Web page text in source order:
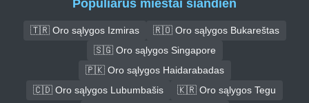
Populiarūs miestai šiandien
🇹🇷 Oro sąlygos Izmiras
🇷🇴 Oro sąlygos Bukareštas
🇸🇬 Oro sąlygos Singapore
🇵🇰 Oro sąlygos Haidarabadas
🇨🇩 Oro sąlygos Lubumbašis
🇰🇷 Oro sąlygos Tegu